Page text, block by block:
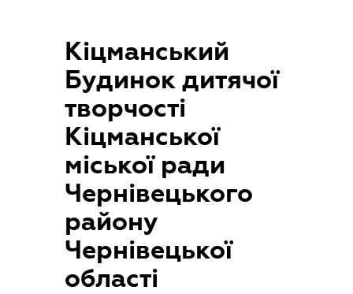
Кіцманський
Будинок дитячої
творчості
Кіцманської
міської ради
Чернівецького
району
Чернівецької
області